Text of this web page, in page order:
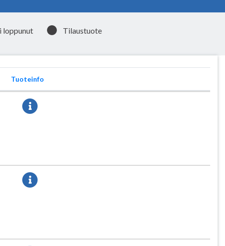
loppunut Tilaustuote
Tuoteinfo